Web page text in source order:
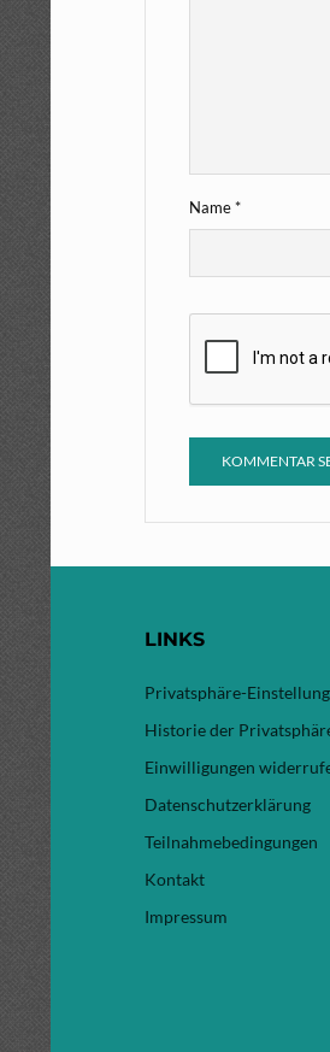
Name*
LINKS
Privatsphäre-
Historie der
Einwilligungen
Datenschutzerklärung
Teilnahmebedingungen
Kontakt
Impressum